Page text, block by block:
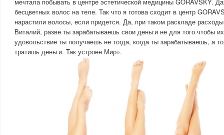
бесцветных волос на теле. Так что я готова сходит в центр
нарастили волосы, если придется. Да, при таком раскладе
Виталий, разве ты зарабатываешь свои деньги не для того чтобы
удовольствие ты получаешь не тогда, когда ты зарабатываешь, а
тратишь деньги. Так устроен Мир».